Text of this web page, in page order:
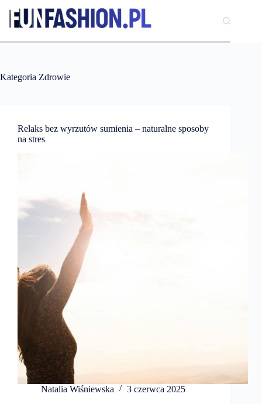
treści
Kategoria Zdrowie
Relaks bez wyrzutów sumienia – naturalne sposoby
na stres
Natalia Wiśniewska 3 czerwca 2025